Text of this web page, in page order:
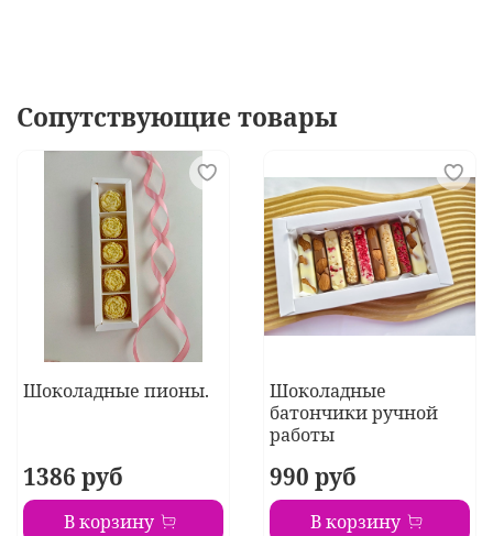
Сопутствующие товары
Шоколадные пионы.
1386 руб
В корзину
Шоколадные
батончики ручной
работы
990 руб
В корзину